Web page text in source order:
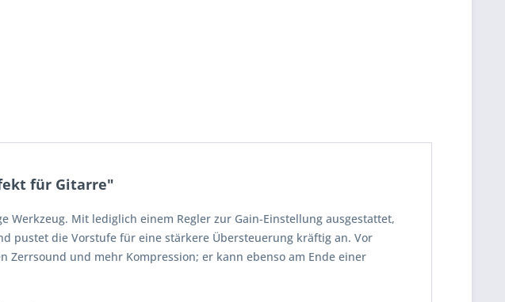
für Gitarre"
Werkzeug. Mit lediglich einem Regler zur Gain-Einstellung ausgestattet,
pustet die Vorstufe für eine stärkere Übersteuerung kräftig an. Vor
und mehr Kompression; er kann ebenso am Ende einer